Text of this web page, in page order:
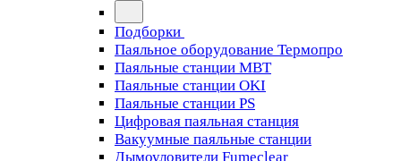
Подборки
Паяльное оборудование Термопро
Паяльные станции MBT
Паяльные станции OKI
Паяльные станции PS
Цифровая паяльная станция
Вакуумные паяльные станции
Дымоуловители Fumeclear